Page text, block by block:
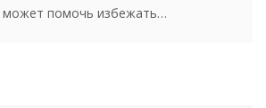
может помочь избежать